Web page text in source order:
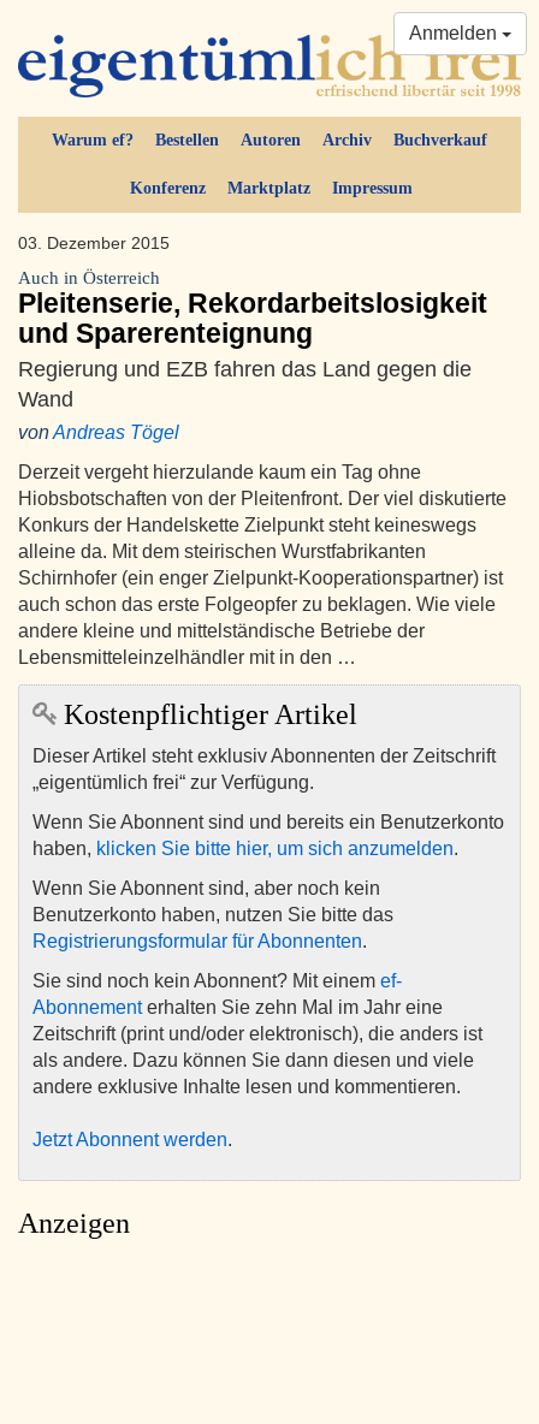
Warum ef? Bestellen Autoren Archiv Buchverkauf
Konferenz Marktplatz Impressum
Anmelden
03. Dezember 2015
Auch in Österreich
Pleitenserie, Rekordarbeitslosigkeit
und Sparerenteignung
Regierung und EZB fahren das Land gegen die
Wand
vonAndreas Tögel
Derzeit vergeht hierzulande kaum ein Tag ohne
Hiobsbotschaften von der Pleitenfront. Der viel diskutierte
Konkurs der Handelskette Zielpunkt steht keineswegs
alleine da. Mit dem steirischen Wurstfabrikanten
Schirnhofer (ein enger Zielpunkt-Kooperationspartner) ist
auch schon das erste Folgeopfer zu beklagen. Wie viele
andere kleine und mittelständische Betriebe der
Lebensmitteleinzelhändler mit in den …
Kostenpflichtiger Artikel
Dieser Artikel steht exklusiv Abonnenten der Zeitschrift
„eigentümlich frei“ zur Verfügung.
Wenn Sie Abonnent sind und bereits ein Benutzerkonto
haben, klicken Sie bitte hier, um sich anzumelden.
Wenn Sie Abonnent sind, aber noch kein
Benutzerkonto haben, nutzen Sie bitte das
Registrierungsformular für Abonnenten.
Sie sind noch kein Abonnent? Mit einem ef-
Abonnementerhalten Sie zehn Mal im Jahr eine
Zeitschrift (print und/oder elektronisch), die anders ist
als andere. Dazu können Sie dann diesen und viele
andere exklusive Inhalte lesen und kommentieren.
Jetzt Abonnent werden.
Anzeigen